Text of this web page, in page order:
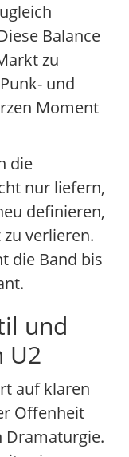
Balance
zu
und
Moment
die
nur liefern,
definieren,
verlieren.
die Band bis
und
U2
auf klaren
Offenheit
Dramaturgie.